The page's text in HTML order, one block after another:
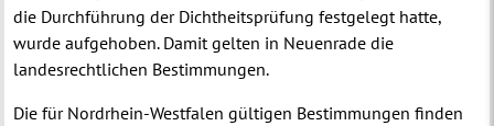
die Durchführung der Dichtheitsprüfung festgelegt hatte,
wurde aufgehoben. Damit gelten in Neuenrade die
landesrechtlichen Bestimmungen.
Die für Nordrhein-Westfalen gültigen Bestimmungen finden